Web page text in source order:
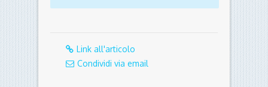
Link all'articolo
Condividi via email